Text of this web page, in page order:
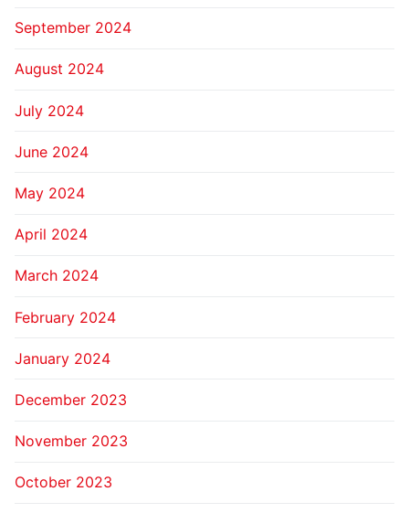
September 2024
August 2024
July 2024
June 2024
May 2024
April 2024
March 2024
February 2024
January 2024
December 2023
November 2023
October 2023